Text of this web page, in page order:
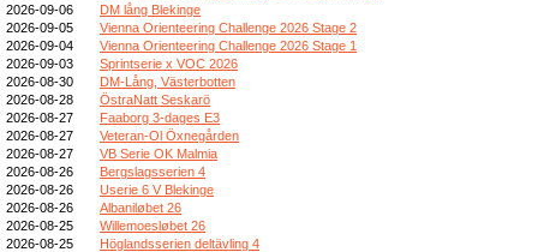
2026-09-06
DM lång Blekinge
2026-09-05
Vienna Orienteering Challenge 2026 Stage 2
2026-09-04
Vienna Orienteering Challenge 2026 Stage 1
2026-09-03
Sprintserie x VOC 2026
2026-08-30
DM-Lång, Västerbotten
2026-08-28
ÖstraNatt Seskarö
2026-08-27
Faaborg 3-dages E3
2026-08-27
Veteran-Ol Öxnegården
2026-08-27
VB Serie OK Malmia
2026-08-26
Bergslagsserien 4
2026-08-26
Userie 6 V Blekinge
2026-08-26
Albaniløbet 26
2026-08-25
Willemoesløbet 26
2026-08-25
Höglandsserien deltävling 4